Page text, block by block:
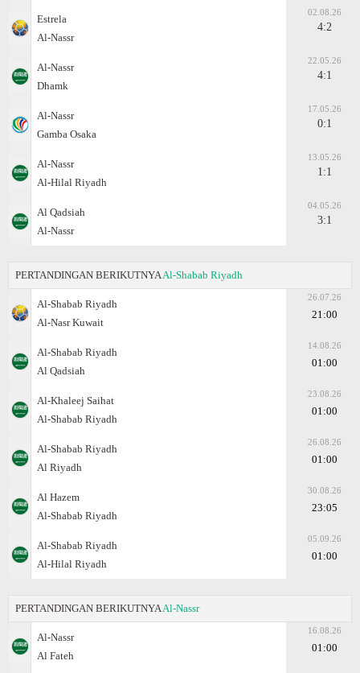
Estrela
Al-Nassr
02.08.26
4:2
Al-Nassr
Dhamk
22.05.26
4:1
Al-Nassr
Gamba Osaka
17.05.26
0:1
Al-Nassr
Al-Hilal Riyadh
13.05.26
1:1
Al Qadsiah
Al-Nassr
04.05.26
3:1
PERTANDINGAN BERIKUTNYA Al-Shabab Riyadh
Al-Shabab Riyadh
Al-Nasr Kuwait
26.07.26
21:00
Al-Shabab Riyadh
Al Qadsiah
14.08.26
01:00
Al-Khaleej Saihat
Al-Shabab Riyadh
23.08.26
01:00
Al-Shabab Riyadh
Al Riyadh
26.08.26
01:00
Al Hazem
Al-Shabab Riyadh
30.08.26
23:05
Al-Shabab Riyadh
Al-Hilal Riyadh
05.09.26
01:00
PERTANDINGAN BERIKUTNYA Al-Nassr
Al-Nassr
Al Fateh
16.08.26
01:00